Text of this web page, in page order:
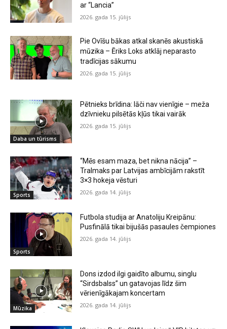
ar “Lancia”
2026. gada 15. jūlijs
Pie Ovīšu bākas atkal skanēs akustiskā
mūzika – Ēriks Loks atklāj neparasto
tradīcijas sākumu
2026. gada 15. jūlijs
Daba un tūrisms
Pētnieks brīdina: lāči nav vienīgie – meža
dzīvnieku pilsētās kļūs tikai vairāk
2026. gada 15. jūlijs
Sports
“Mēs esam maza, bet nikna nācija” –
Tralmaks par Latvijas ambīcijām rakstīt
3×3 hokeja vēsturi
2026. gada 14. jūlijs
Sports
Futbola studija ar Anatoliju Kreipānu:
Pusfinālā tikai bijušās pasaules čempiones
2026. gada 14. jūlijs
Mūzika
Dons izdod ilgi gaidīto albumu, singlu
“Sirdsbalss” un gatavojas līdz šim
vērienīgākajam koncertam
2026. gada 14. jūlijs